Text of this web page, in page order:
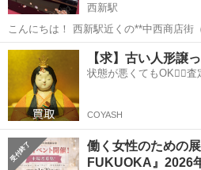
西新駅
こんにちは！ 西新駅近くの**中西商店街
なひな人形を販売しています。 雛祭りに
初節句にぴったりの美しいひな人形を取り揃え
品質で細部...
福岡 福岡市 西新駅 展示会
【求】古い人形譲
状態が悪くてもOK🙆‍♀️査
COYASH
働く女性のための
FUKUOKA』2026